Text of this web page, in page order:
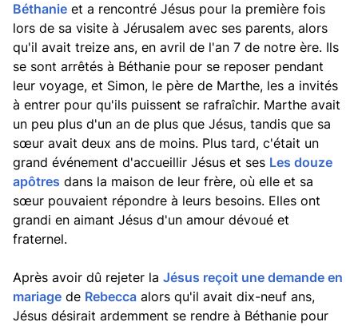
Béthanie et a rencontré Jésus pour la première fois
lors de sa visite à Jérusalem avec ses parents, alors
qu'il avait treize ans, en avril de l'an 7 de notre ère. Ils
se sont arrêtés à Béthanie pour se reposer pendant
leur voyage, et Simon, le père de Marthe, les a invités
à entrer pour qu'ils puissent se rafraîchir. Marthe avait
un peu plus d'un an de plus que Jésus, tandis que sa
sœur avait deux ans de moins. Plus tard, c'était un
grand événement d'accueillir Jésus et ses Les douze
apôtres dans la maison de leur frère, où elle et sa
sœur pouvaient répondre à leurs besoins. Elles ont
grandi en aimant Jésus d'un amour dévoué et
fraternel.
Après avoir dû rejeter la Jésus reçoit une demande en
mariage de Rebecca alors qu'il avait dix-neuf ans,
Jésus désirait ardemment se rendre à Béthanie pour